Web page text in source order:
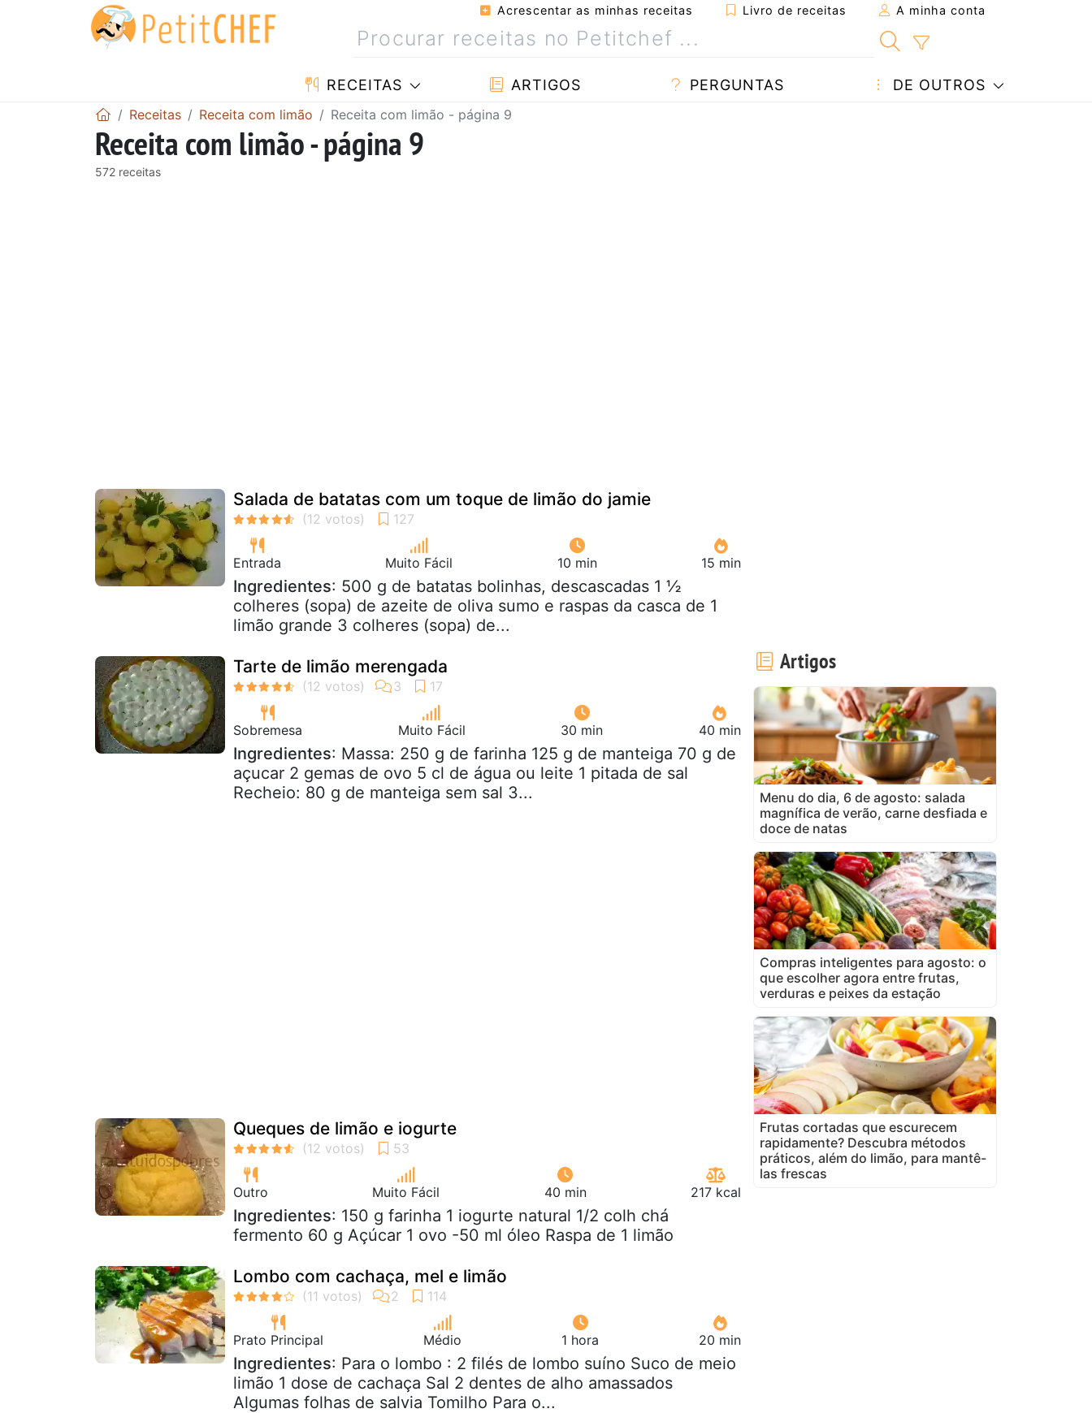
Acrescentar as minhas receitas Livro de receitas A minha conta
RECEITAS ARTIGOS PERGUNTAS DE OUTROS
Receitas Receita com limão Receita com limão - página 9
Receita com limão - página 9
572 receitas
Salada de batatas com um toque de limão do jamie
Entrada Muito Fácil 10 min 15 min
Ingredientes: 500 g de batatas bolinhas, descascadas 1 ½
colheres (sopa) de azeite de oliva sumo e raspas da casca de 1
limão grande 3 colheres (sopa) de...
Tarte de limão merengada
Sobremesa Muito Fácil 30 min 40 min
Ingredientes: Massa: 250 g de farinha 125 g de manteiga 70 g de
açucar 2 gemas de ovo 5 cl de água ou leite 1 pitada de sal
Recheio: 80 g de manteiga sem sal 3...
Queques de limão e iogurte
Outro Muito Fácil 40 min 217 kcal
Ingredientes: 150 g farinha 1 iogurte natural 1/2 colh chá
fermento 60 g Açúcar 1 ovo -50 ml óleo Raspa de 1 limão
Lombo com cachaça, mel e limão
Prato Principal Médio 1 hora 20 min
Ingredientes: Para o lombo : 2 filés de lombo suíno Suco de meio
limão 1 dose de cachaça Sal 2 dentes de alho amassados
Algumas folhas de salvia Tomilho Para o...
Artigos
Menu do dia, 6 de agosto: salada
magnífica de verão, carne desfiada e
doce de natas
Compras inteligentes para agosto: o
que escolher agora entre frutas,
verduras e peixes da estação
Frutas cortadas que escurecem
rapidamente? Descubra métodos
práticos, além do limão, para mantê-
las frescas